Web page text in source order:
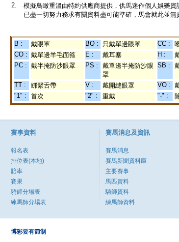
2.
模擬鳥瞰重溫由特約供應商提供，供馬迷作個人娛樂
已盡一切努力務求有關資料盡可能準確，馬會就此並
B : 戴眼罩 BO : 只戴單邊眼罩 CC :
CO : 戴單邊羊毛面箍 E : 戴耳塞 H :
PC : 戴半掩防沙眼罩 PS :
戴單邊半掩防沙眼
罩
SB :
TT : 綁繫舌帶 V : 戴開縫眼罩 VO :
"1" :
首次 "2" : 重戴 "-" :
賽事資料
報名表
排位表(本地)
賠率
賽果
騎師分場表
練馬師分場表
賽馬消息及資訊
賽馬消息
賽馬新聞資料庫
主要賽事
馬匹資料
騎師資料
練馬師資料
博彩要有節制